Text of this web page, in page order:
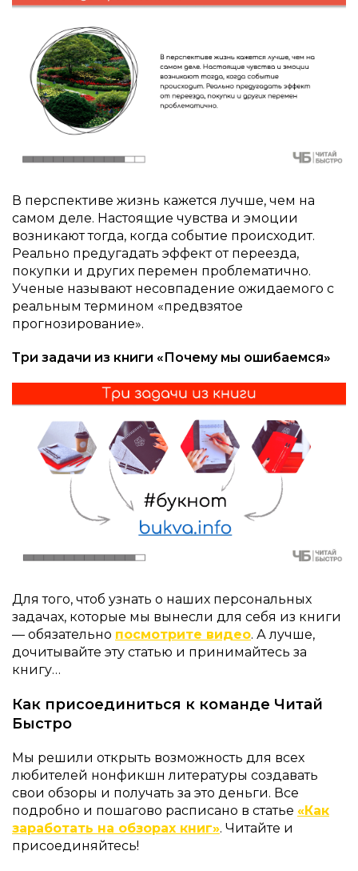
В перспективе жизнь кажется лучше, чем на
самом деле. Настоящие чувства и эмоции
возникают тогда, когда событие происходит.
Реально предугадать эффект от переезда,
покупки и других перемен проблематично.
Ученые называют несовпадение ожидаемого с
реальным термином «предвзятое
прогнозирование».
Три задачи из книги «Почему мы ошибаемся»
Для того, чтоб узнать о наших персональных
задачах, которые мы вынесли для себя из книги
— обязательно посмотрите видео. А лучше,
дочитывайте эту статью и принимайтесь за
книгу…
Как присоединиться к команде Читай
Быстро
Мы решили открыть возможность для всех
любителей нонфикшн литературы создавать
свои обзоры и получать за это деньги. Все
подробно и пошагово расписано в статье «Как
заработать на обзорах книг». Читайте и
присоединяйтесь!